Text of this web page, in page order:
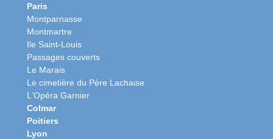
Paris
Montparnasse
Montmartre
Ile Saint-Louis
Passages couverts
Le Marais
Le cimetière du Père Lachaise
L'Opéra Garnier
Colmar
Poitiers
Lyon